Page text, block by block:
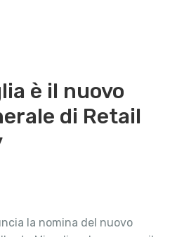
è il nuovo
di Retail
la nomina del nuovo